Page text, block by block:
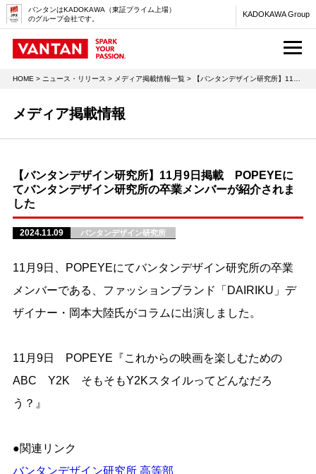
バンタンはKADOKAWA（東証プライム上場）
のグループ会社です。
KADOKAWA Group
HOME > ニュース・リリース > メディア掲載情報一覧 > 【バンタンデザイン研究所】11月9日掲載 POPEYEにてバンタンデザイン研究所の卒業メンバーが紹介されました
メディア掲載情報
【バンタンデザイン研究所】11月9日掲載 POPEYEに
てバンタンデザイン研究所の卒業メンバーが紹介されま
した
2024.11.09 バンタンデザイン研究所
11月9日、POPEYEにてバンタンデザイン研究所の卒業
メンバーである、ファッションブランド「DAIRIKU」デ
ザイナー・岡本大陸氏がコラムに出演しました。
11月9日 POPEYE『これからの映画を楽しむための
ABC Y2K そもそもY2Kスタイルってどんなだろ
う？』
●関連リンク
バンタンデザイン研究所 高等部